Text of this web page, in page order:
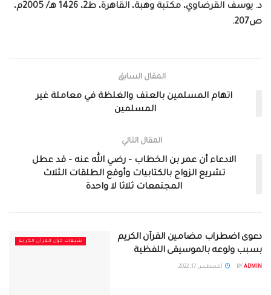
د. يوسف القرضاوي، مكتبة وهبة، القاهرة، ط2، 1426 هـ/ 2005م،
ص207.
المقال السابق
اتهام المسلمين بالعنف والغلظة في معاملة غير
المسلمين
المقال التالي
الادعاء أن عمر بن الخطاب – رضي الله عنه – قد عطل
تشريع الزواج بالكتابيات وأوقع الطلقات الثلاث
المجتمعات ثلاثا لا واحدة
شبهات حول القرآن الكريم
دعوى اضطراب مضامين القرآن الكريم
بسبب ولوعه بالموسيقى اللفظية
BY ADMIN أغسطس 17, 2022